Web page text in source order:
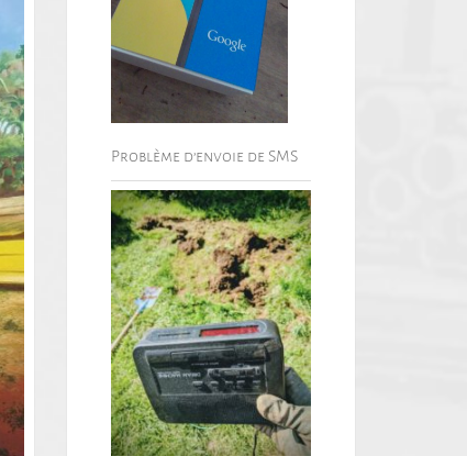
Problème d’envoie de SMS